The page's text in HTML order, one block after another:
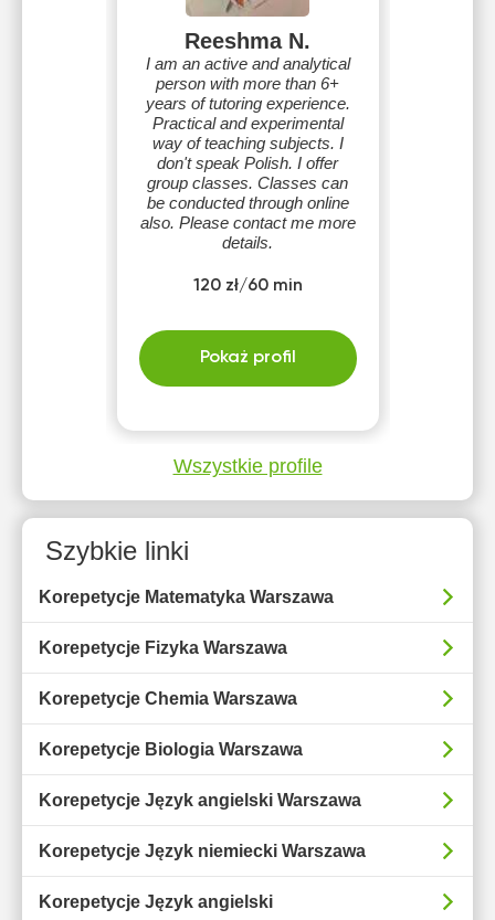
Reeshma N.
I am an active and analytical
person with more than 6+
years of tutoring experience.
Practical and experimental
way of teaching subjects. I
don't speak Polish. I offer
group classes. Classes can
be conducted through online
also. Please contact me more
details.
120 zł/60 min
Pokaż profil
Wszystkie profile
Szybkie linki
Korepetycje Matematyka Warszawa
Korepetycje Fizyka Warszawa
Korepetycje Chemia Warszawa
Korepetycje Biologia Warszawa
Korepetycje Język angielski Warszawa
Korepetycje Język niemiecki Warszawa
Korepetycje Język angielski